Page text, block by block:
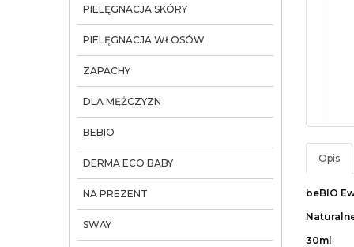
PIELĘGNACJA SKÓRY
PIELĘGNACJA WŁOSÓW
ZAPACHY
DLA MĘŻCZYZN
BEBIO
DERMA ECO BABY
NA PREZENT
SWAY
Opis
beBIO
30ml